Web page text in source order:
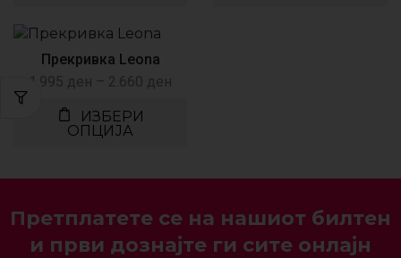
Прекривка Leona
1.995 ден – 2.660 ден
ИЗБЕРИ
ОПЦИЈА
Претплатете се на нашиот билтен
и први дознајте ги сите онлајн